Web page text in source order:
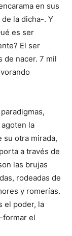
en sus
la dicha-. Y
es ser
El ser
de nacer. 7 mil
la
su otra mirada,
a través de
las brujas
rodeadas de
y romerías.
el poder, la
formar el